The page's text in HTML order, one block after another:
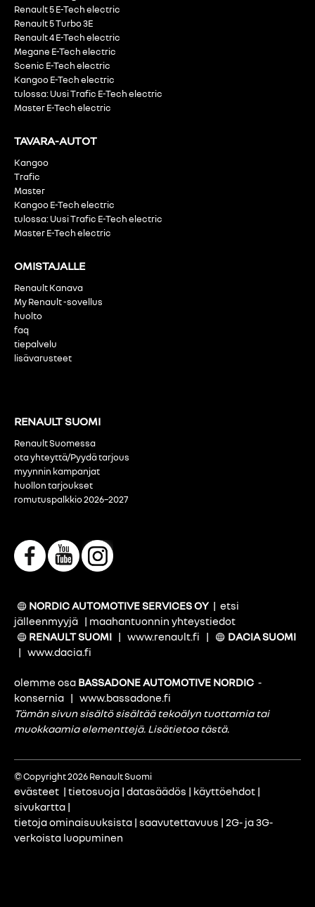
Renault 5 E-Tech electric
Renault 5 Turbo 3E
Renault 4 E-Tech electric
Megane E-Tech electric
Scenic E-Tech electric
Kangoo E-Tech electric
tulossa: Uusi Trafic E-Tech electric
Master E-Tech electric
TAVARA-AUTOT
Kangoo
Trafic
Master
Kangoo E-Tech electric
tulossa: Uusi Trafic E-Tech electric
Master E-Tech electric
OMISTAJALLE
Renault Kanava
My Renault -sovellus
huolto
faq
tiepalvelu
lisävarusteet
RENAULT SUOMI
Renault Suomessa
ota yhteyttä/Pyydä tarjous
myynnin kampanjat
huollon tarjoukset
romutuspalkkio 2026–2027
NORDIC AUTOMOTIVE SERVICES OY | etsi
jälleenmyyjä | maahantuonnin yhteystiedot
RENAULT SUOMI | www.renault.fi |
DACIA SUOMI
| www.dacia.fi
olemme osa BASSADONE AUTOMOTIVE NORDIC -
konsernia | www.bassadone.fi
Tämän sivun sisältö sisältää tekoälyn tuottamia tai
muokkaamia elementtejä. Lisätietoa tästä.
© Copyright 2026 Renault Suomi
evästeet |tietosuoja |datasäädös | käyttöehdot |
sivukartta |
tietoja ominaisuuksista |saavutettavuus |2G- ja 3G-
verkoista luopuminen